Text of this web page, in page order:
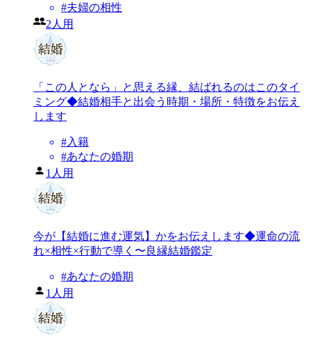
#夫婦の相性
2人用
「この人となら」と思える縁、結ばれるのはこのタイ
ミング◆結婚相手と出会う時期・場所・特徴をお伝え
します
#入籍
#あなたの婚期
1人用
今が【結婚に進む運気】かをお伝えします◆運命の流
れ×相性×行動で導く〜良縁結婚鑑定
#あなたの婚期
1人用